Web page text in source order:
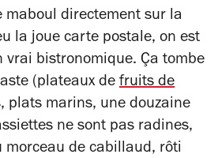
maboul directement sur la
la joue carte postale, on est
vrai bistronomique. Ça tombe
(plateaux de fruits de
plats marins, une douzaine
ne sont pas radines,
morceau de cabillaud, rôti